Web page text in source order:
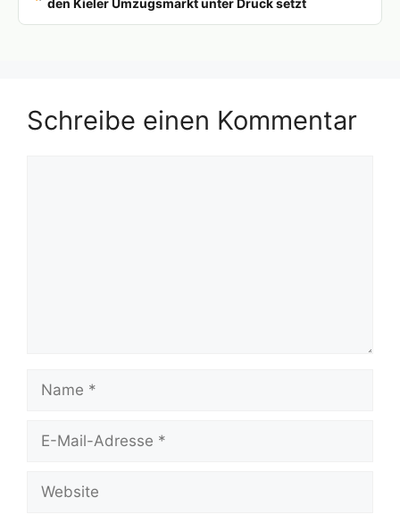
den Kieler Umzugsmarkt unter Druck setzt
Schreibe einen Kommentar
Name
Website